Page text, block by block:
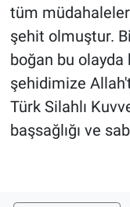
tüm
şehit olmuştur.
boğan bu olayda
şehidimize
Türk Silahlı
başsağlığı ve